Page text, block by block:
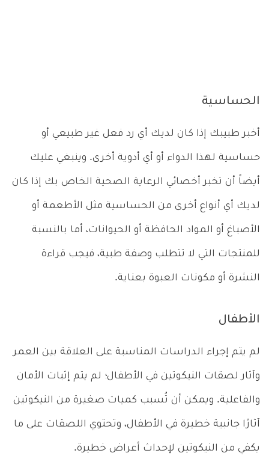
الحساسية
أخبر طبيبك إذا كان لديك أي رد فعل غير طبيعي أو
حساسية لهذا الدواء أو أي أدوية أخرى. وينبغي عليك
أيضاً أن تخبر أخصائي الرعاية الصحية الخاص بك إذا كان
لديك أي أنواع أخرى من الحساسية مثل الأطعمة أو
الأصباغ أو المواد الحافظة أو الحيوانات، أما بالنسبة
للمنتجات التي لا تتطلب وصفة طبية، فيجب قراءة
النشرة أو مكونات العبوة بعناية.
الأطفال
لم يتم إجراء الدراسات المناسبة على العلاقة بين العمر
وآثار لصقات النيكوتين في الأطفال؛ لم يتم إثبات الأمان
والفاعلية. ويمكن أن تُسبب كميات صغيرة من النيكوتين
آثارًا جانبية خطيرة في الأطفال، وتحتوي اللصقات على ما
يكفي من النيكوتين لإحداث أعراض خطيرة.